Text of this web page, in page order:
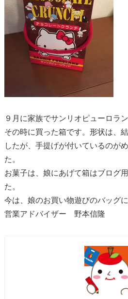
９月に家族でサンリオピューロラ
その時に買った箱です。形状は、
したが、手提げが付いているのが
た。
お菓子は、娘にあげて箱はブログ
た。
今は、娘のお買い物遊びのバッグ
営業アドバイザー 野本信隆